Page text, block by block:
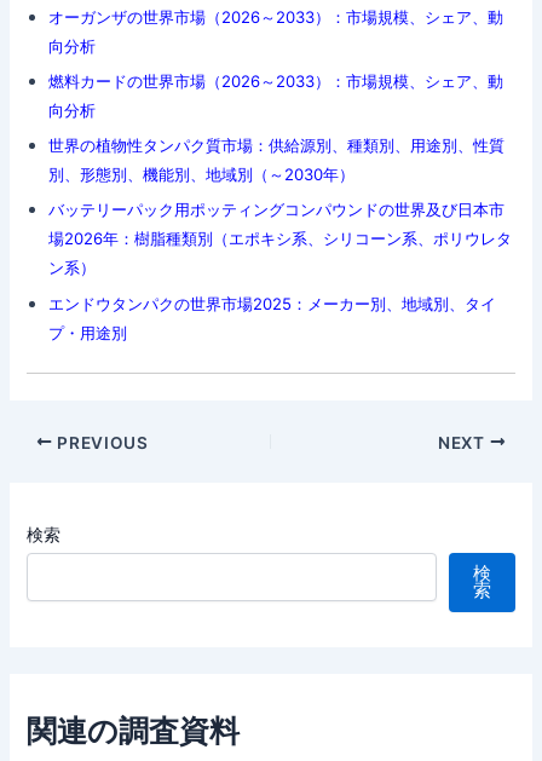
オーガンザの世界市場（2026～2033）：市場規模、シェア、動
向分析
燃料カードの世界市場（2026～2033）：市場規模、シェア、動
向分析
世界の植物性タンパク質市場：供給源別、種類別、用途別、性質
別、形態別、機能別、地域別（～2030年）
バッテリーパック用ポッティングコンパウンドの世界及び日本市
場2026年：樹脂種類別（エポキシ系、シリコーン系、ポリウレタ
ン系）
エンドウタンパクの世界市場2025：メーカー別、地域別、タイ
プ・用途別
Post
PREVIOUS NEXT
検索
検
索
関連の調査資料